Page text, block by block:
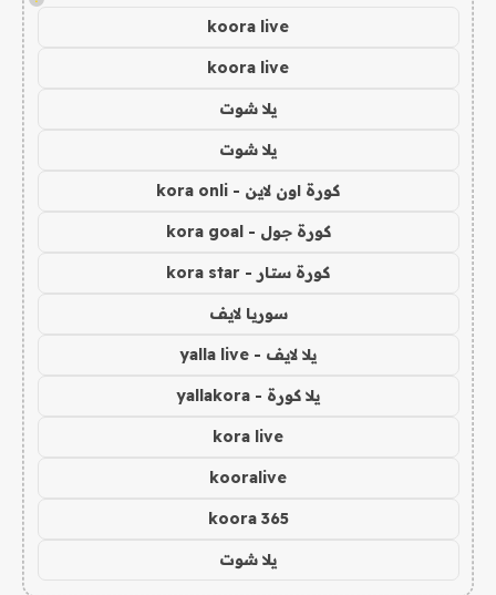
koora live
koora live
يلا شوت
يلا شوت
كورة اون لاين - kora onli
كورة جول - kora goal
كورة ستار - kora star
سوريا لايف
يلا لايف - yalla live
يلا كورة - yallakora
kora live
kooralive
koora 365
يلا شوت